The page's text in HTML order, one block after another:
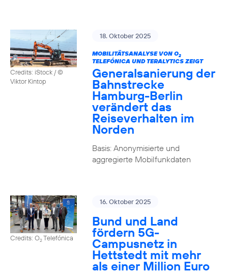
Credits: iStock / ©
Viktor Kintop
18. Oktober 2025
MOBILITÄTSANALYSE VON O2
TELEFÓNICA UND TERALYTICS ZEIGT
Generalsanierung der
Bahnstrecke
Hamburg-Berlin
verändert das
Reiseverhalten im
Norden
Basis: Anonymisierte und
aggregierte Mobilfunkdaten
Credits: O2Telefónica
16. Oktober 2025
Bund und Land
fördern 5G-
Campusnetz in
Hettstedt mit mehr
als einer Million Euro